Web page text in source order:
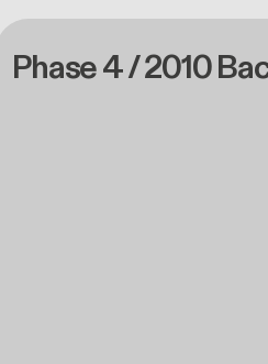
Phase 4 / 2010